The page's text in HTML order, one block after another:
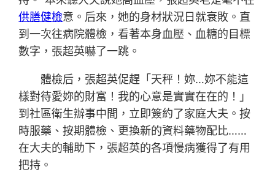
供膳健檢意。后來，她的身材狀況日就衰敗。直
到一次往病院體檢，看著本身血壓、血糖的目標
數字，張超英嚇了一跳。
體檢后，張超英促趕「天秤！妳…妳不能這
樣對待愛妳的財富！我的心意是實實在在的！」
到社區衛生辦事中間，立即簽約了家庭大夫。按
時服藥、按期體檢、更換新的資料藥物配比……
在大夫的輔助下，張超英的各項慢病獲得了有用
把持。